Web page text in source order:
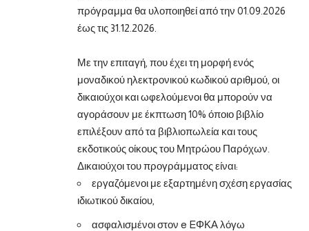
πρόγραμμα θα υλοποιηθεί από την 01.09.2026
έως τις 31.12.2026.
Με την επιταγή, που έχει τη μορφή ενός
μοναδικού ηλεκτρονικού κωδικού αριθμού, οι
δικαιούχοι και ωφελούμενοι θα μπορούν να
αγοράσουν με έκπτωση 10% όποιο βιβλίο
επιλέξουν από τα βιβλιοπωλεία και τους
εκδοτικούς οίκους του Μητρώου Παρόχων.
Δικαιούχοι του προγράμματος είναι:
εργαζόμενοι με εξαρτημένη σχέση εργασίας
ιδιωτικού δικαίου,
ασφαλισμένοι στον e EΦΚΑ λόγω